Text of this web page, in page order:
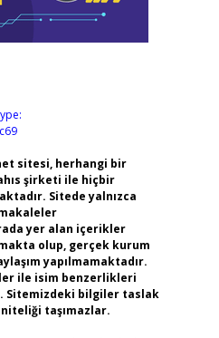
sitesi, herhangi bir
şirketi ile hiçbir
Sitede yalnızca
makaleler
yer alan içerikler
olup, gerçek kurum
yapılmamaktadır.
ile isim benzerlikleri
Sitemizdeki bilgiler taslak
taşımazlar.